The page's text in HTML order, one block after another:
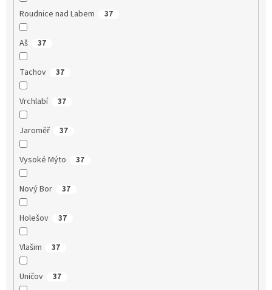
Roudnice nad Labem 37
Aš 37
Tachov 37
Vrchlabí 37
Jaroměř 37
Vysoké Mýto 37
Nový Bor 37
Holešov 37
Vlašim 37
Uničov 37